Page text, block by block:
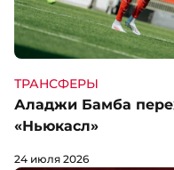
ТРАНСФЕРЫ
Аладжи Бамба
«Ньюкасл»
24 июля 2026